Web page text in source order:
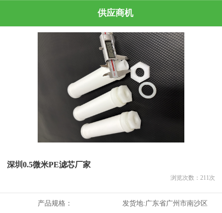
供应商机
深圳0.5微米PE滤芯厂家
浏览次数： 211 次
产品规格： 发货地:广东省广州市南沙区